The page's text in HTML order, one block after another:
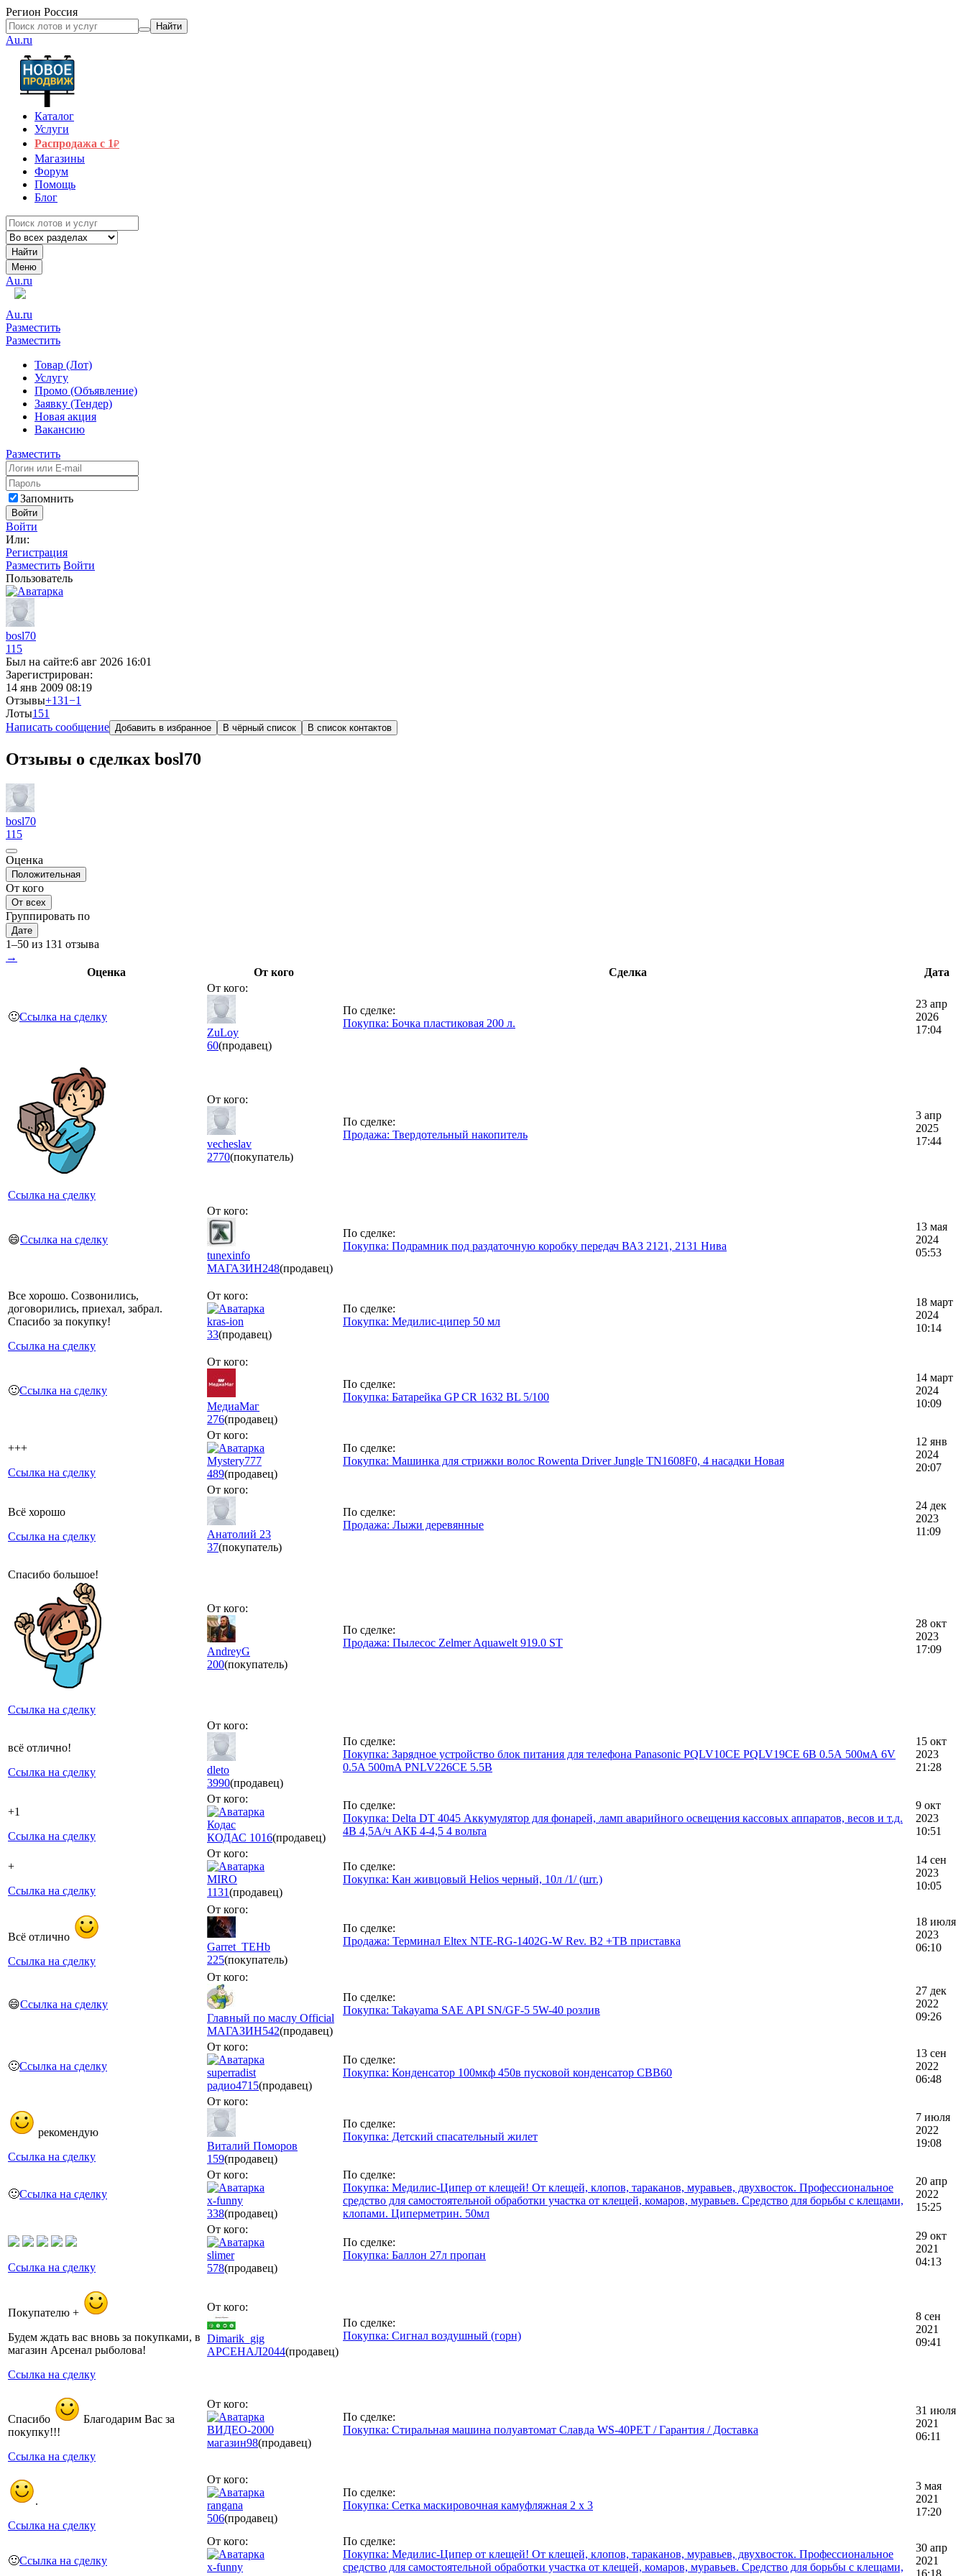
Регион Россия
Найти
Au.ru
Каталог
Услуги
Распродажа с 1₽
Магазины
Форум
Помощь
Блог
Найти
Меню
Au.ru
Au.ru
Разместить
Разместить
Товар (Лот)
Услугу
Промо (Объявление)
Заявку (Тендер)
Новая акция
Вакансию
Разместить
Запомнить
Войти
Войти
Или:
Регистрация
Разместить Войти
Пользователь
bosl70
115
Был на сайте:6 авг 2026 16:01
Зарегистрирован:
14 янв 2009 08:19
Отзывы+131−1
Лоты151
Написать сообщение Добавить в избранное В чёрный список В список контактов
Отзывы о сделках bosl70
bosl70
115
Оценка
Положительная
От кого
От всех
Группировать по
Дате
1–50 из 131 отзыва
→
Оценка
От кого Сделка Дата
🙂Ссылка на сделку
От кого:
ZuLoy
60(продавец)
По сделке:
Покупка: Бочка пластиковая 200 л.
23 апр
2026
17:04
Ссылка на сделку
От кого:
vecheslav
2770(покупатель)
По сделке:
Продажа: Твердотельный накопитель
3 апр
2025
17:44
😄Ссылка на сделку
От кого:
tunexinfo
МАГАЗИН248(продавец)
По сделке:
Покупка: Подрамник под раздаточную коробку передач ВАЗ 2121, 2131 Нива
13 мая
2024
05:53
Все хорошо. Созвонились,
договорились, приехал, забрал.
Спасибо за покупку!
Ссылка на сделку
От кого:
kras-ion
33(продавец)
По сделке:
Покупка: Медилис-ципер 50 мл
18 март
2024
10:14
🙂Ссылка на сделку
От кого:
МедиаМаг
276(продавец)
По сделке:
Покупка: Батарейка GP CR 1632 BL 5/100
14 март
2024
10:09
+++
Ссылка на сделку
От кого:
Mystery777
489(продавец)
По сделке:
Покупка: Машинка для стрижки волос Rowenta Driver Jungle TN1608F0, 4 насадки Новая
12 янв
2024
20:07
Всё хорошо
Ссылка на сделку
От кого:
Анатолий 23
37(покупатель)
По сделке:
Продажа: Лыжи деревянные
24 дек
2023
11:09
Спасибо большое!
Ссылка на сделку
От кого:
AndreyG
200(покупатель)
По сделке:
Продажа: Пылесос Zelmer Aquawelt 919.0 ST
28 окт
2023
17:09
всё отлично!
Ссылка на сделку
От кого:
dleto
3990(продавец)
По сделке:
Покупка: Зарядное устройство блок питания для телефона Panasonic PQLV10CE PQLV19CE 6В 0.5А 500мА 6V
0.5A 500mA PNLV226CE 5.5В
15 окт
2023
21:28
+1
Ссылка на сделку
От кого:
Кодас
КОДАС 1016(продавец)
По сделке:
Покупка: Delta DT 4045 Аккумулятор для фонарей, ламп аварийного освещения кассовых аппаратов, весов и т.д.
4В 4,5А/ч АКБ 4-4,5 4 вольта
9 окт
2023
10:51
+
Ссылка на сделку
От кого:
MIRO
1131(продавец)
По сделке:
Покупка: Кан живцовый Helios черный, 10л /1/ (шт.)
14 сен
2023
10:05
Всё отлично
Ссылка на сделку
От кого:
Garret_TEHb
225(покупатель)
По сделке:
Продажа: Терминал Eltex NTE-RG-1402G-W Rev. B2 +ТВ приставка
18 июля
2023
06:10
😄Ссылка на сделку
От кого:
Главный по маслу Official
МАГАЗИН542(продавец)
По сделке:
Покупка: Takayama SAE API SN/GF-5 5W-40 розлив
27 дек
2022
09:26
🙂Ссылка на сделку
От кого:
superradist
радио4715(продавец)
По сделке:
Покупка: Конденсатор 100мкф 450в пусковой конденсатор CBB60
13 сен
2022
06:48
рекомендую
Ссылка на сделку
От кого:
Виталий Поморов
159(продавец)
По сделке:
Покупка: Детский спасательный жилет
7 июля
2022
19:08
🙂Ссылка на сделку
От кого:
x-funny
338(продавец)
По сделке:
Покупка: Медилис-Ципер от клещей! От клещей, клопов, тараканов, муравьев, двухвосток. Профессиональное
средство для самостоятельной обработки участка от клещей, комаров, муравьев. Средство для борьбы с клещами,
клопами. Циперметрин. 50мл
20 апр
2022
15:25
Ссылка на сделку
От кого:
slimer
578(продавец)
По сделке:
Покупка: Баллон 27л пропан
29 окт
2021
04:13
Покупателю +
Будем ждать вас вновь за покупками, в
магазин Арсенал рыболова!
Ссылка на сделку
От кого:
Dimarik_gig
АРСЕНАЛ2044(продавец)
По сделке:
Покупка: Сигнал воздушный (горн)
8 сен
2021
09:41
Спасибо
Благодарим Вас за
покупку!!!
Ссылка на сделку
От кого:
ВИДЕО-2000
магазин98(продавец)
По сделке:
Покупка: Стиральная машина полуавтомат Славда WS-40PET / Гарантия / Доставка
31 июля
2021
06:11
.
Ссылка на сделку
От кого:
rangana
506(продавец)
По сделке:
Покупка: Сетка маскировочная камуфляжная 2 х 3
3 мая
2021
17:20
🙂Ссылка на сделку
От кого:
x-funny
По сделке:
Покупка: Медилис-Ципер от клещей! От клещей, клопов, тараканов, муравьев, двухвосток. Профессиональное
средство для самостоятельной обработки участка от клещей, комаров, муравьев. Средство для борьбы с клещами,
30 апр
2021
16:18